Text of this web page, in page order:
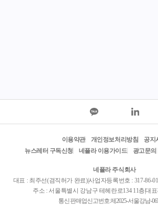
이용약관 개인정보처리방침
공지
뉴스레터 구독신청
네플라 이용가이드 광고문의
네플라 주식회사
대표 : 최주선(겸직허가 완료)|사업자등록번호 : 317-86-
주소 : 서울특별시 강남구 테헤란로134 11층|대표
통신판매업신고번호:제2025-서울강남-